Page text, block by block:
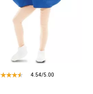
4.54/5.00